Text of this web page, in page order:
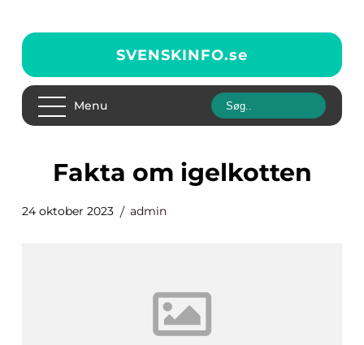
SVENSKINFO.se
Menu
fakta om igelkotten
24 oktober 2023 admin